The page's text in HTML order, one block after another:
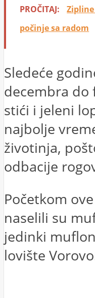
PROČITAJ:
počinje sa radom
Sledeće
decembra do
stići i jeleni
najbolje
životinja,
odbacije
Početkom
naselili su
jedinki
lovište